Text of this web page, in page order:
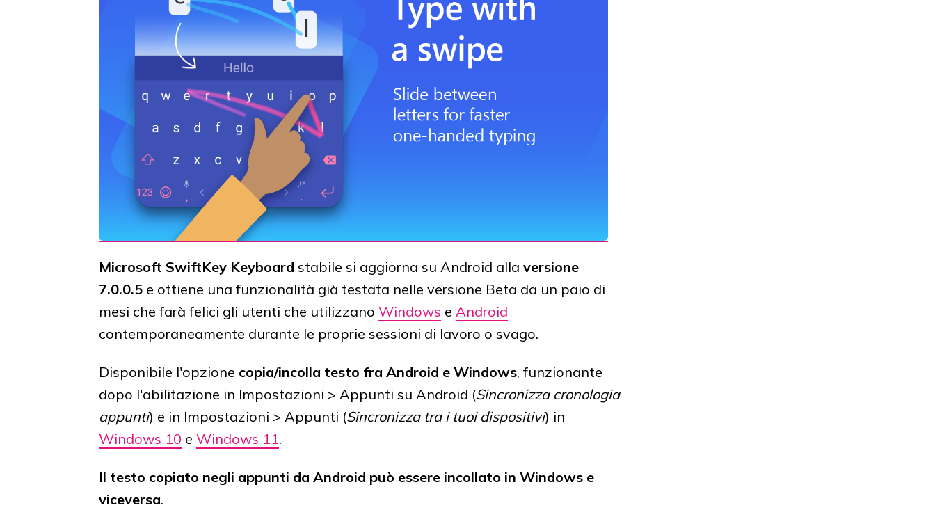
Microsoft SwiftKey Keyboard stabile si aggiorna su Android alla versione
7.0.0.5 e ottiene una funzionalità già testata nelle versione Beta da un paio di
mesi che farà felici gli utenti che utilizzano Windows e Android
contemporaneamente durante le proprie sessioni di lavoro o svago.
Disponibile l'opzione copia/incolla testo fra Android e Windows, funzionante
dopo l'abilitazione in Impostazioni > Appunti su Android (Sincronizza cronologia
appunti) e in Impostazioni > Appunti (Sincronizza tra i tuoi dispositivi) in
Windows 10 e Windows 11.
Il testo copiato negli appunti da Android può essere incollato in Windows e
viceversa.